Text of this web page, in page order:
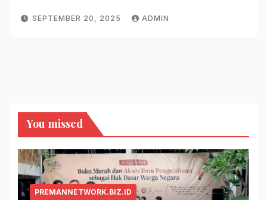
SEPTEMBER 20, 2025 ADMIN
You missed
PREMANNETWORK.BIZ.ID